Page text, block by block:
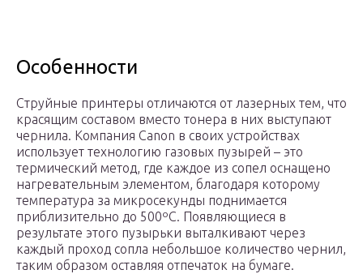
Особенности
Струйные принтеры отличаются от лазерных тем, что
красящим составом вместо тонера в них выступают
чернила. Компания Canon в своих устройствах
использует технологию газовых пузырей – это
термический метод, где каждое из сопел оснащено
нагревательным элементом, благодаря которому
температура за микросекунды поднимается
приблизительно до 500ºC. Появляющиеся в
результате этого пузырьки выталкивают через
каждый проход сопла небольшое количество чернил,
таким образом оставляя отпечаток на бумаге.